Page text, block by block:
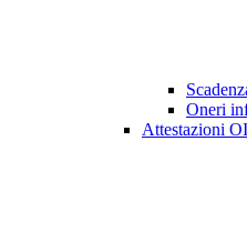
Oneri
Attestazioni